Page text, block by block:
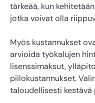
tärkeää, kun
jotka voivat olla
Myös kustannukset
arvioida työkalujen
lisenssimaksut,
piilokustannukset.
taloudellisesti kestävä